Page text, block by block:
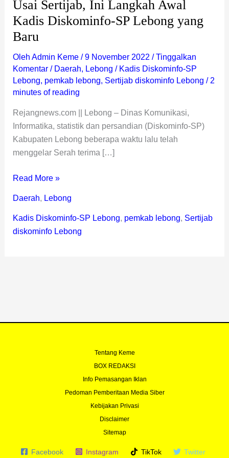
Usai Sertijab, Ini Langkah Awal
Kadis Diskominfo-SP Lebong yang
Baru
Oleh Admin Keme /9 November 2022 /Tinggalkan
Komentar / Daerah, Lebong / Kadis Diskominfo-SP
Lebong, pemkab lebong, Sertijab diskominfo Lebong / 2
minutes of reading
Rejangnews.com || Lebong – Dinas Komunikasi,
Informatika, statistik dan persandian (Diskominfo-SP)
Kabupaten Lebong beberapa waktu lalu telah
menggelar Serah terima […]
Baru
Read More »
Daerah, Lebong
Kadis Diskominfo-SP Lebong, pemkab lebong, Sertijab
diskominfo Lebong
Tentang Keme
BOX REDAKSI
Info Pemasangan Iklan
Pedoman Pemberitaan Media Siber
Kebijakan Privasi
Disclaimer
Sitemap
Facebook Instagram TikTok Twitter